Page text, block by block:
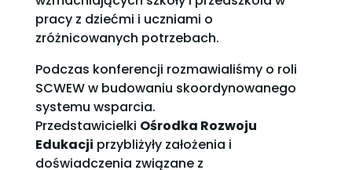
pracy z dziećmi i uczniami o
zróżnicowanych potrzebach.
Podczas konferencji rozmawialiśmy o roli
SCWEW w budowaniu skoordynowanego
systemu wsparcia.
Przedstawicielki Ośrodka Rozwoju
Edukacji przybliżyły założenia i
doświadczenia związane z